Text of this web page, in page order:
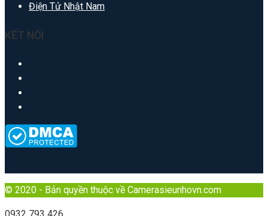
Điện Tử Nhật Nam
KẾT NỐI
© 2020 - Bản quyền thuộc về Camerasieunhovn.com